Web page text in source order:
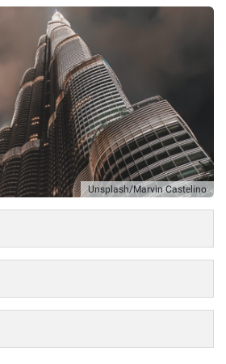
Unsplash/Marvin Castelino